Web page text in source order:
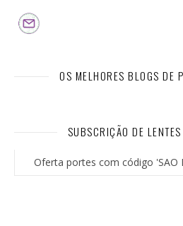
OS MELHORES BLOGS DE
SUBSCRIÇÃO DE
Oferta portes com código 'SAO